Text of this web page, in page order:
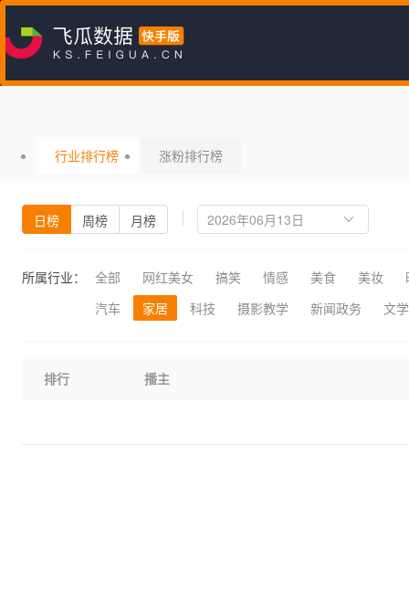
行业排行榜 涨粉排行榜
日榜 周榜 月榜
所属行业： 全部 网红美女 搞笑 情感 美食 美妆
汽车
家居 科技 摄影教学 新闻政务 文
排行 播主